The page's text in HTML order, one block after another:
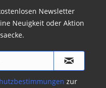
Newsletter
Neuigkeit oder Aktion
zur